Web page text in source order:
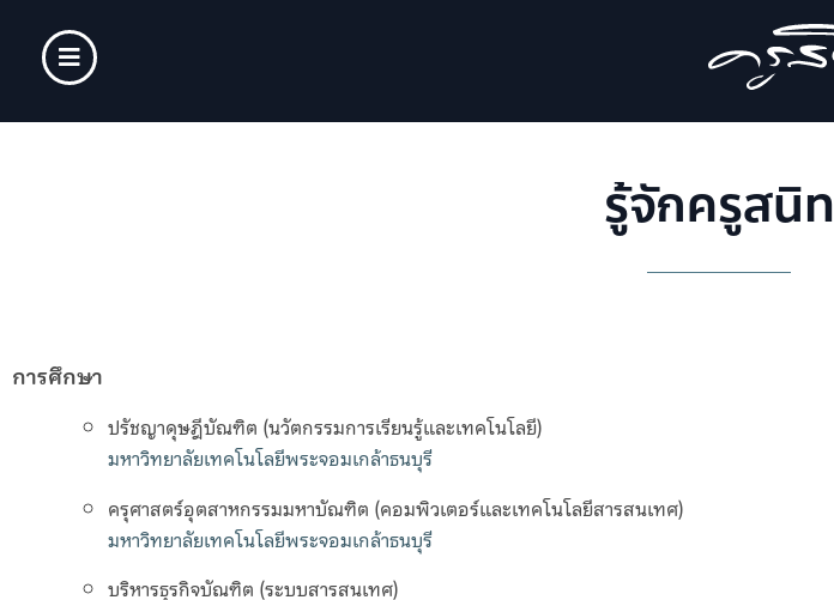
รู้จักครูสนิท
การศึกษา
ปรัชญาดุษฎีบัณฑิต (นวัตกรรมการเรียนรู้และเทคโนโลยี)
มหาวิทยาลัยเทคโนโลยีพระจอมเกล้าธนบุรี
ครุศาสตร์อุตสาหกรรมมหาบัณฑิต (คอมพิวเตอร์และเทคโนโลยีสารสนเทศ)
มหาวิทยาลัยเทคโนโลยีพระจอมเกล้าธนบุรี
บริหารธุรกิจบัณฑิต (ระบบสารสนเทศ)